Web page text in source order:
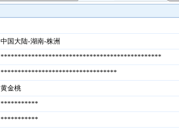
中国大陆-湖南-株洲
***********************************************
**********************************
黄金桃
***********
***********